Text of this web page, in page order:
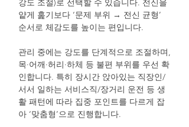
강도 조절)로 선택할 수 있습니다. 전신을
얕게 훑기보다 ‘문제 부위 → 전신 균형’
순서로 체감도를 높이는 편입니다.
관리 중에는 강도를 단계적으로 조절하며,
목·어깨·허리·하체 등 불편 부위를 우선 확
인합니다. 특히 장시간 앉아있는 직장인/
서서 일하는 서비스직/장거리 운전 등 생
활 패턴에 따라 집중 포인트를 다르게 잡
아 ‘맞춤형’으로 진행합니다.